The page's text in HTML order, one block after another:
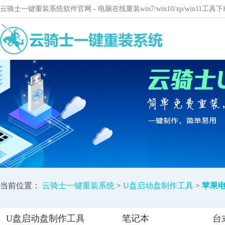
云骑士一键重装系统软件官网 - 电脑在线重装win7/win10/xp/win11工具
当前位置： 云骑士一键重装系统 > U盘启动盘制作工具 > 苹果
U盘启动盘制作工具 笔记本 台